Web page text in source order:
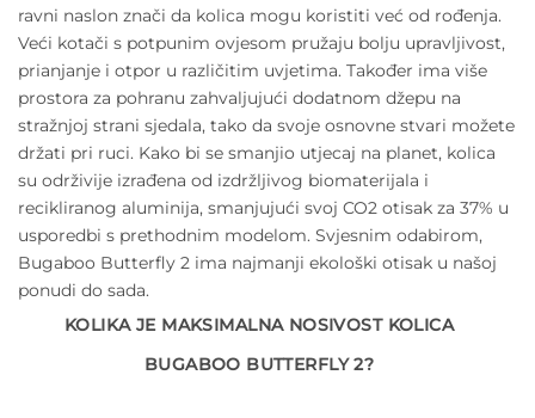
ravni naslon znači da kolica mogu koristiti već od rođenja.
Veći kotači s potpunim ovjesom pružaju bolju upravljivost,
prianjanje i otpor u različitim uvjetima. Također ima više
prostora za pohranu zahvaljujući dodatnom džepu na
stražnjoj strani sjedala, tako da svoje osnovne stvari možete
držati pri ruci. Kako bi se smanjio utjecaj na planet, kolica
su održivije izrađena od izdržljivog biomaterijala i
recikliranog aluminija, smanjujući svoj CO2 otisak za 37% u
usporedbi s prethodnim modelom. Svjesnim odabirom,
Bugaboo Butterfly 2 ima najmanji ekološki otisak u našoj
ponudi do sada.
KOLIKA JE MAKSIMALNA NOSIVOST KOLICA
BUGABOO BUTTERFLY 2?